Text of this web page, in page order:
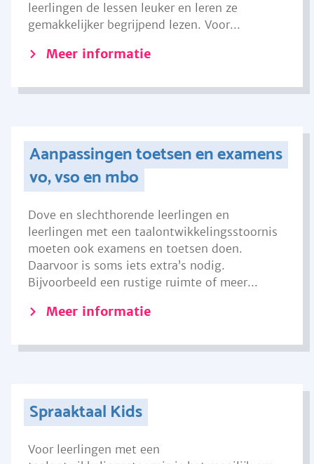
leerlingen de lessen leuker en leren ze
gemakkelijker begrijpend lezen. Voor...
Meer informatie
Aanpassingen toetsen en examens
vo, vso en mbo
Dove en slechthorende leerlingen en
leerlingen met een taalontwikkelingsstoornis
moeten ook examens en toetsen doen.
Daarvoor is soms iets extra’s nodig.
Bijvoorbeeld een rustige ruimte of meer...
Meer informatie
Spraaktaal Kids
Voor leerlingen met een